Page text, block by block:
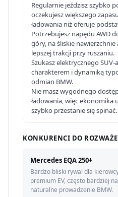
Regularnie jeździsz szybko
oczekujesz większego
ładowania niż oferuje
Potrzebujesz napędu AWD
góry, na śliskie
lepszej trakcji przy ruszaniu.
Szukasz elektrycznego
charakterem i dynamiką
odmian BMW.
Nie masz wygodnego
ładowania, więc ekonomika
szybko przestanie się spinać.
KONKURENCI DO
Mercedes EQA 250+
Bardzo bliski rywal dla
premium EV, często bardziej
naturalne prowadzenie BMW.